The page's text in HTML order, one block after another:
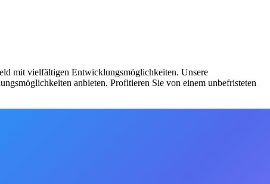
mit vielfältigen Entwicklungsmöglichkeiten. Unsere
anbieten. Profitieren Sie von einem unbefristeten